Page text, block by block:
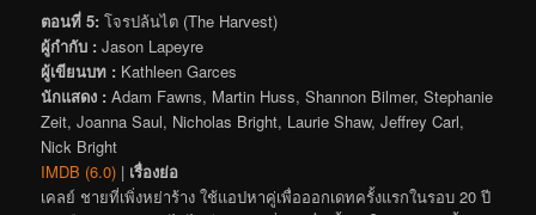
ตอนที่ 5: โจรปล้นไต (The Harvest)
ผู้กำกับ : Jason Lapeyre
ผู้เขียนบท : Kathleen Garces
นักแสดง : Adam Fawns, Martin Huss, Shannon Bilmer, Stephanie
Zeit, Joanna Saul, Nicholas Bright, Laurie Shaw, Jeffrey Carl,
Nick Bright
IMDB (6.0) | เรื่องย่อ
เคลย์ ชายที่เพิ่งหย่าร้าง ใช้แอปหาคู่เพื่อออกเดทครั้งแรกในรอบ 20 ปี